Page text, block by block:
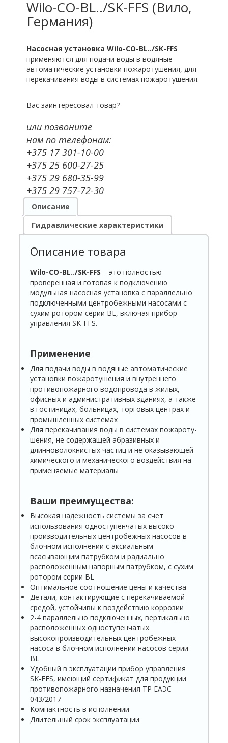
Wilo-CO-BL../SK-FFS (Вило,
Германия)
Насосная установкаWilo-CO-BL../SK-FFS
применяются для подачи воды в водяные
автоматические установки пожаротушения, для
перекачивания воды в системах пожароту­шения.
Вас заинтересовал товар?
или позвоните
нам по телефонам:
+375 17 301-10-00
+375 25 600-27-25
+375 29 680-35-99
+375 29 757-72-30
Описание
Гидравлические характеристики
Описание товара
Wilo-CO-BL../SK-FFS – это полностью
проверенная и готовая к подключению
модульная насосная установка с параллельно
подключенными центробежными насосами с
сухим ротором серии BL, включая прибор
управления SK-FFS.
Применение
Для подачи воды в водяные автоматические
установки пожаротушения и внутреннего
проти­вопожарного водопровода в жилых,
офисных и административных зданиях, а также
в гостиницах, больницах, торговых центрах и
промышленных системах
Для перекачивания воды в системах пожароту­
шения, не содержащей абразивных и
длинново­локнистых частиц и не оказывающей
химического и механического воздействия на
применяемые материалы
Ваши преимущества:
Высокая надежность системы за счет
использования одноступенчатых высоко­
производительных центробежных насосов в
блочном исполнении с аксиальным
всасывающим патрубком и радиально
расположенным напорным патрубком, с сухим
ротором серии BL
Оптимальное соотношение цены и качества
Детали, контактирующие с перекачиваемой
средой, устойчивы к воздействию коррозии
2-4 параллельно подключенных, вертикаль­но
расположенных одноступенчатых
высокопроизводительных центробежных
насоса в блочном исполнении насосов серии
BL
Удобный в эксплуатации прибор управления
SK-FFS, имеющий сертификат для продук­ции
противопожарного назначения ТР ЕАЭС
043/2017
Компактность в исполнении
Длительный срок эксплуатации